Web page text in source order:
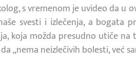
s vremenom je uvideo da u
svesti i izlečenja, a bogata
koja možda presudno utiče
„nema neizlečivih bolesti, već